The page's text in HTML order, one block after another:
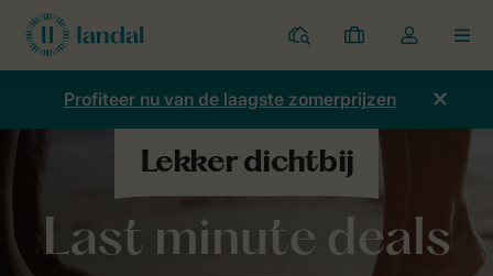
Parken
Mijn
boekingen
Open
de
dropdown
Profiteer nu van de laagste zomerprijzen
Last minute deals